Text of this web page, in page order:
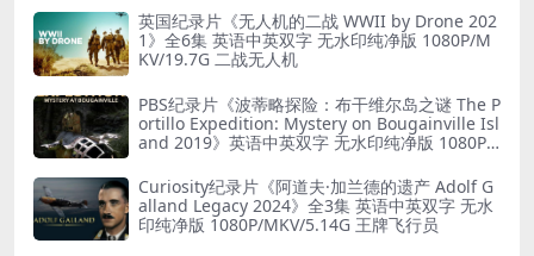
英国纪录片《无人机的二战 WWII by Drone 202
1》全6集 英语中英双字 无水印纯净版 1080P/M
KV/19.7G 二战无人机
PBS纪录片《波蒂略探险：布干维尔岛之谜 The P
ortillo Expedition: Mystery on Bougainville Isl
and 2019》英语中英双字 无水印纯净版 1080P/
Curiosity纪录片《阿道夫·加兰德的遗产 Adolf G
alland Legacy 2024》全3集 英语中英双字 无水
印纯净版 1080P/MKV/5.14G 王牌飞行员